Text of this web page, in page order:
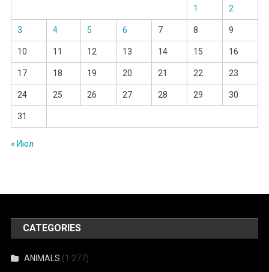
1 2
3 4 5 6 7 8 9
10 11 12 13 14 15 16
17 18 19 20 21 22 23
24 25 26 27 28 29 30
31
« Июл
CATEGORIES
ANIMALS (1 277)